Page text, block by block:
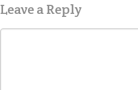
Leave a Reply